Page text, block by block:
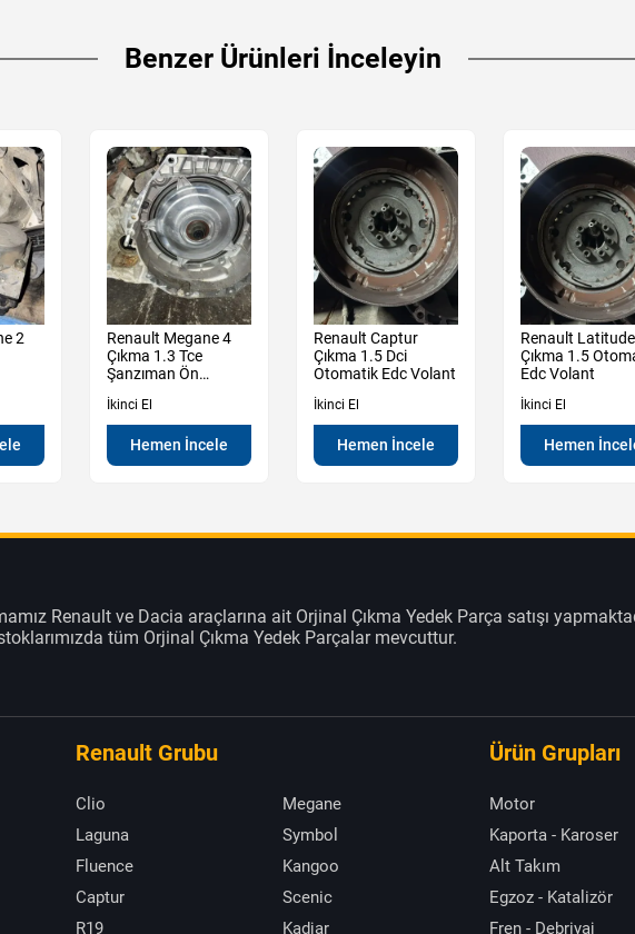
Benzer Ürünleri İnceleyin
2
Renault Megane 4
Çıkma 1.3 Tce
Şanzıman Ön
İkinci El
Hemen İncele
Renault Captur
Çıkma 1.5 Dci
Otomatik Edc Volant
İkinci El
Hemen İncele
Renault Latitude
Çıkma 1.5
Edc Volant
İkinci El
Hemen
Renault ve Dacia araçlarına ait Orjinal Çıkma Yedek Parça satışı
tüm Orjinal Çıkma Yedek Parçalar mevcuttur.
Renault Grubu
Clio
Megane
Laguna
Symbol
Fluence
Kangoo
Captur
Scenic
R19
Kadjar
Ürün Grupları
Motor
Kaporta - Karoser
Alt Takım
Egzoz - Katalizör
Fren - Debriyaj